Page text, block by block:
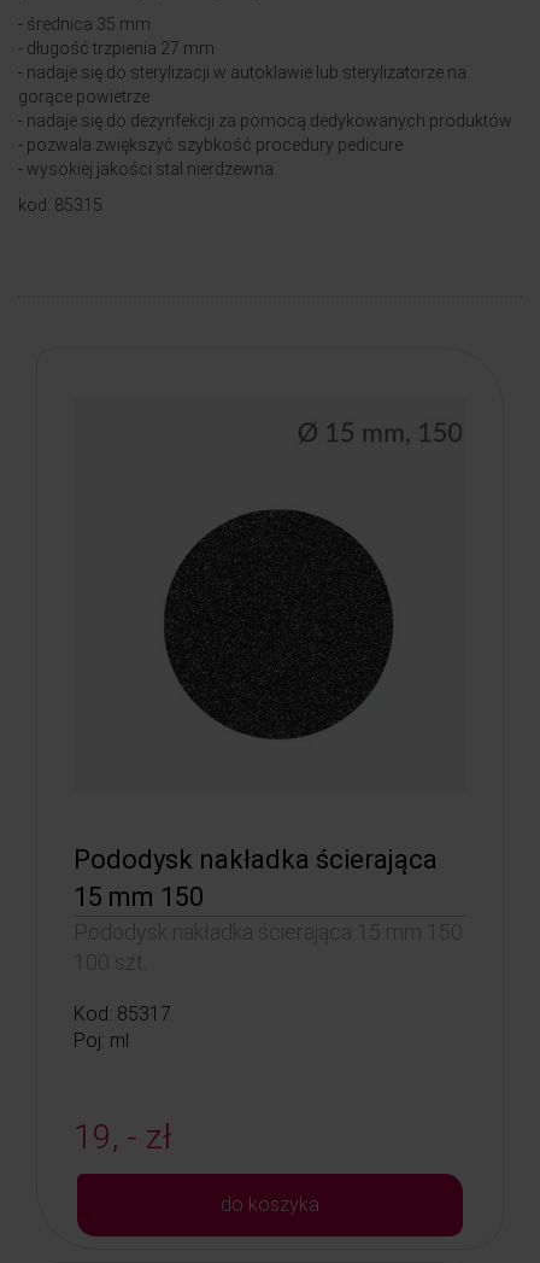
- średnica 35 mm
- długość trzpienia 27 mm
- nadaje się do sterylizacji w autoklawie lub sterylizatorze na
gorące powietrze
- nadaje się do dezynfekcji za pomocą dedykowanych produktów
- pozwala zwiększyć szybkość procedury pedicure
- wysokiej jakości stal nierdzewna
kod: 85315
Pododysk nakładka ścierająca
15 mm 150
Pododysk nakładka ścierająca 15 mm 150
100 szt.
Kod: 85317
Poj: ml
19, - zł
do koszyka